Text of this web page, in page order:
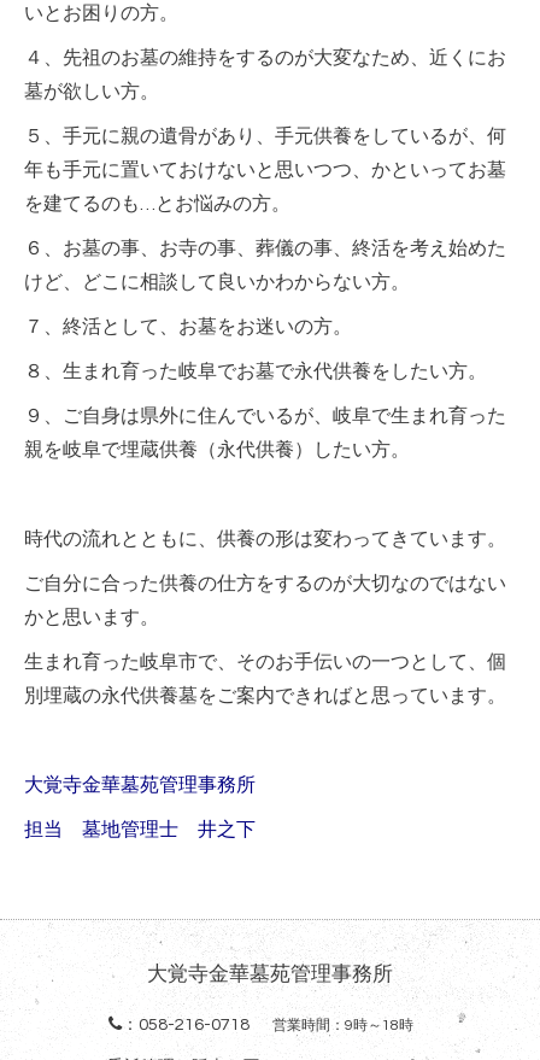
いとお困りの方。
４、先祖のお墓の維持をするのが大変なため、近くにお
墓が欲しい方。
５、手元に親の遺骨があり、手元供養をしているが、何
年も手元に置いておけないと思いつつ、かといってお墓
を建てるのも…とお悩みの方。
６、お墓の事、お寺の事、葬儀の事、終活を考え始めた
けど、どこに相談して良いかわからない方。
７、終活として、お墓をお迷いの方。
８、生まれ育った岐阜でお墓で永代供養をしたい方。
９、ご自身は県外に住んでいるが、岐阜で生まれ育った
親を岐阜で埋蔵供養（永代供養）したい方。
時代の流れとともに、供養の形は変わってきています。
ご自分に合った供養の仕方をするのが大切なのではない
かと思います。
生まれ育った岐阜市で、そのお手伝いの一つとして、個
別埋蔵の永代供養墓をご案内できればと思っています。
大覚寺金華墓苑管理事務所
担当 墓地管理士 井之下
大覚寺金華墓苑管理事務所
： 058-216-0718 営業時間：9時～18時